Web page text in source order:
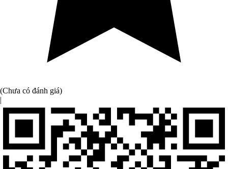
(Chưa có đánh giá)
|